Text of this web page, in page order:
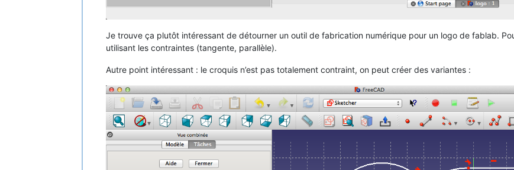
Je trouve ça plutôt intéressant de détourner un outil de fabrication numérique pour un logo de fablab.
utilisant les contraintes (tangente, parallèle).
Autre point intéressant : le croquis n’est pas totalement contraint, on peut créer des variantes :